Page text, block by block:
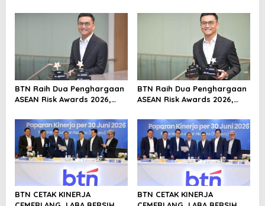
BTN Raih Dua Penghargaan
ASEAN Risk Awards 2026,
Manajemen Risiko
Berstandar Internasional
Perkuat Pertumbuhan
Berkelanjutan
BTN Raih Dua Penghargaan
ASEAN Risk Awards 2026,
Manajemen Risiko
Berstandar Internasional
Perkuat Pertumbuhan
Berkelanjutan
BTN CETAK KINERJA
BTN CETAK KINERJA